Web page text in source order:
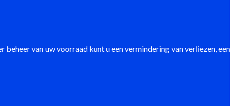
van uw voorraad kunt u een vermindering van verliezen, een